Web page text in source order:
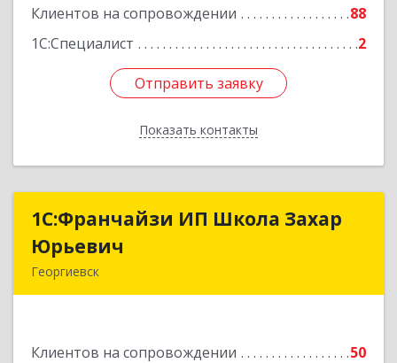
Клиентов на сопровождении
88
1С:Специалист
2
Отправить заявку
Показать контакты
Подробнее
Отправить заявку
Назад
1С:Франчайзи ИП Школа Захар
Юрьевич
Георгиевск
Клиентов на сопровождении 50
1С:Франчайзи ИП Школа Захар